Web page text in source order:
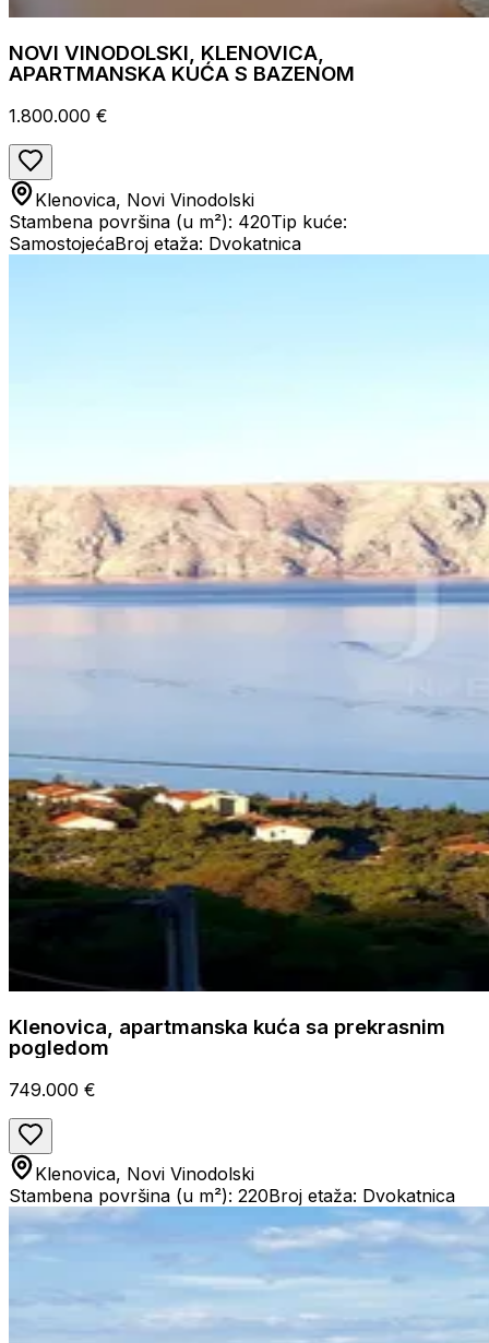
NOVI VINODOLSKI, KLENOVICA,
APARTMANSKA KUĆA S BAZENOM
1.800.000 €
Klenovica, Novi Vinodolski
Stambena površina (u m²): 420Tip kuće:
SamostojećaBroj etaža: Dvokatnica
Klenovica, apartmanska kuća sa prekrasnim
pogledom
749.000 €
Klenovica, Novi Vinodolski
Stambena površina (u m²): 220Broj etaža: Dvokatnica